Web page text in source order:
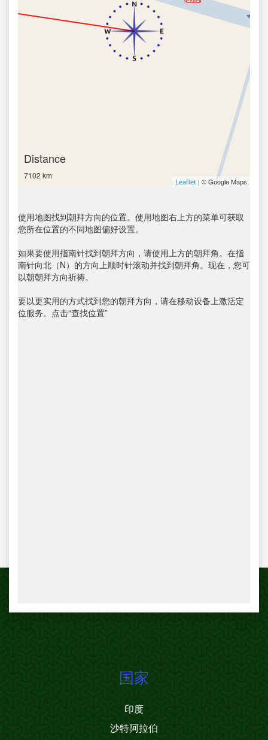
Distance
7102 km
Leaflet | © Google Maps
使用地图找到朝拜方向的位置。使用地图右上方的菜单可获取
您所在位置的不同地图偏好设置。
如果要使用指南针找到朝拜方向，请使用上方的朝拜角。在指
南针向北（N）的方向上顺时针滚动并找到朝拜角。现在，您可
以朝朝拜方向祈祷。
要以更实用的方式找到您的朝拜方向，请在移动设备上激活定
位服务。点击“查找位置”
国家
印度
沙特阿拉伯